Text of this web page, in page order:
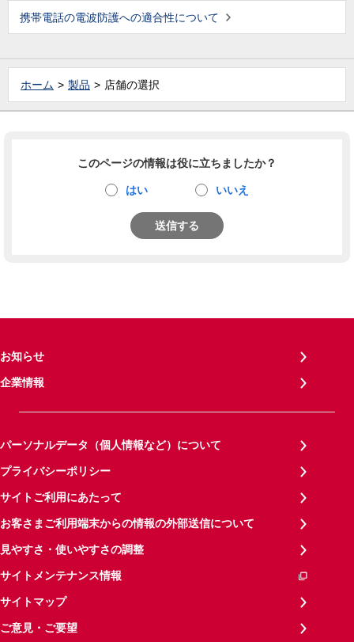
携帯電話の電波防護への適合性について
ホーム 製品 店舗の選択
このページの情報は役に立ちましたか？
はい いいえ
送信する
お知らせ
企業情報
パーソナルデータ（個人情報など）について
プライバシーポリシー
サイトご利用にあたって
お客さまご利用端末からの情報の外部送信について
見やすさ・使いやすさの調整
サイトメンテナンス情報
サイトマップ
ご意見・ご要望